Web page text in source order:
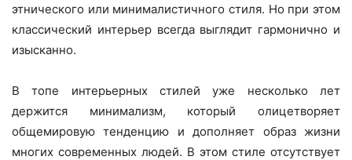
этнического или минималистичного стиля. Но при этом
классический интерьер всегда выглядит гармонично и
изысканно.
В топе интерьерных стилей уже несколько лет
держится минимализм, который олицетворяет
общемировую тенденцию и дополняет образ жизни
многих современных людей. В этом стиле отсутствует